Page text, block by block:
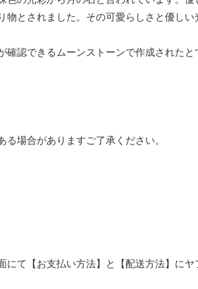
とされました。その可愛らしさと優しい
認できるムーンストーンで作成された
場合がありますご了承ください。
にて【お支払い方法】と【配送方法】に